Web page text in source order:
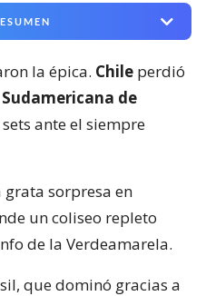
la épica. Chile perdió
Sudamericana de
ante el siempre
grata sorpresa en
un coliseo repleto
de la Verdeamarela.
que dominó gracias a